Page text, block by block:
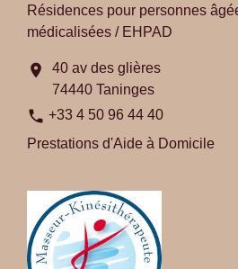
Résidences pour personnes
médicalisées / EHPAD
location_on
40 av des glières
74440 Taninges
phone +33 4 50 96 44 40
Prestations d'Aide à Domicile